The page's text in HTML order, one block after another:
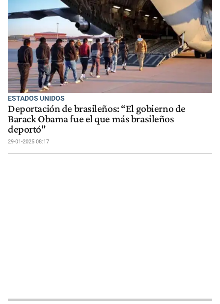
ESTADOS UNIDOS
Deportación de brasileños: “El gobierno de
Barack Obama fue el que más brasileños
deportó"
29-01-2025 08:17